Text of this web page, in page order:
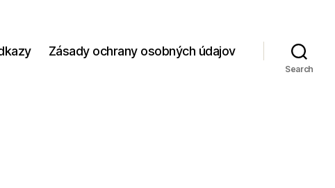
Zásady ochrany osobných údajov
Search